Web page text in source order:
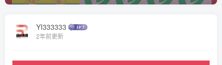
YI333333
2年前更新